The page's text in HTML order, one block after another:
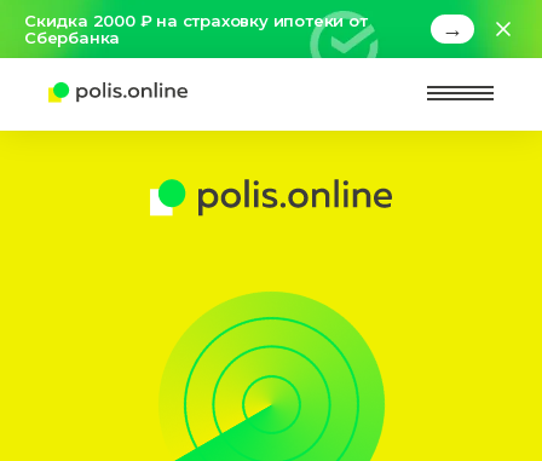
Скидка 2000 ₽ на страховку ипотеки от
Сбербанка
→